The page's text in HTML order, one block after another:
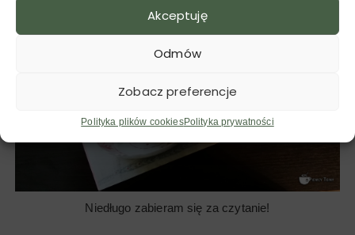
Akceptuję
Odmów
Zobacz preferencje
Polityka plików cookiesPolityka prywatności
Niedługo zabieram się za czytanie!